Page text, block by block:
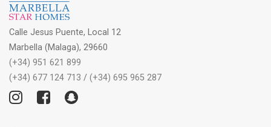
Calle Jesus Puente, Local 12
Marbella (Malaga), 29660
(+34) 951 621 899
(+34) 677 124 713 / (+34) 695 965 287